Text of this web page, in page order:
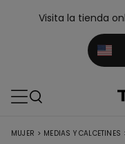
Visita la tienda
MUJER > MEDIAS Y CALCETINES